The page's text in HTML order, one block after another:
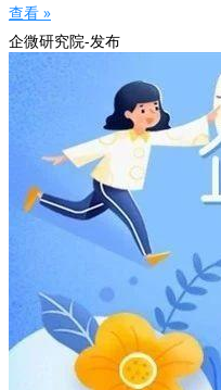
查看 »
企微研究院-发布